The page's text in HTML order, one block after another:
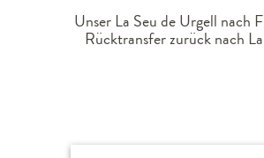
Unser La Seu de Urgell nach
Rücktransfer zurück nach